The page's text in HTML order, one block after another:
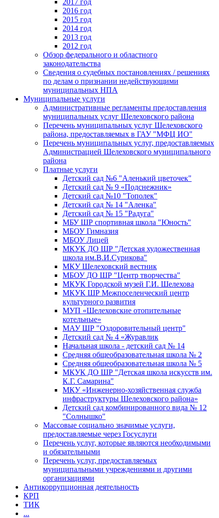
2016 год
2015 год
2014 год
2013 год
2012 год
Обзор федерального и областного
законодательства
Сведения о судебных постановлениях / решениях
по делам о признании недействующими
муниципальных НПА
Муниципальные услуги
Административные регламенты предоставления
муниципальных услуг Шелеховского района
Перечень муниципальных услуг Шелеховского
района, предоставляемых в ГАУ "МФЦ ИО"
Перечень муниципальных услуг, предоставляемых
Администрацией Шелеховского муниципального
района
Платные услуги
Детский сад №6 "Аленький цветочек"
Детский сад № 9 «Подснежник»
Детский сад №10 "Тополек"
Детский сад № 14 "Аленка"
Детский сад № 15 "Радуга"
МБУ ШР спортивная школа "Юность"
МБОУ Гимназия
МБОУ Лицей
МКУК ДО ШР "Детская художественная
школа им.В.И.Сурикова"
МКУ Шелеховский вестник
МБОУ ДО ШР "Центр творчества"
МКУК Городской музей Г.И. Шелехова
МКУК ШР Межпоселенческий центр
культурного развития
МУП «Шелеховские отопительные
котельные»
МАУ ШР "Оздоровительный центр"
Детский сад № 4 «Журавлик
Начальная школа - детский сад № 14
Средняя общеобразовательная школа № 2
Средняя общеобразовательная школа № 5
МКУК ДО ШР "Детская школа искусств им.
К.Г. Самарина"
МКУ «Инженерно-хозяйственная служба
инфраструктуры Шелеховского района»
Детский сад комбинированного вида № 12
"Солнышко"
Массовые социально значимые услуги,
предоставляемые через Госуслуги
Перечень услуг, которые являются необходимыми
и обязательными
Перечень услуг, предоставляемых
муниципальными учреждениями и другими
организациями
Антикоррупционная деятельность
КРП
ТИК
...